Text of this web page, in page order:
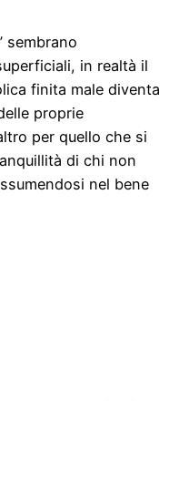
sembrano
in realtà il
finita male diventa
proprie
per quello che si
di chi non
nel bene
communication